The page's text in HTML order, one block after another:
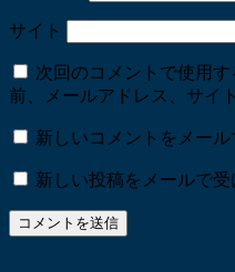
サイト
次回のコメントで使用
前、メールアドレス、サイ
新しいコメントをメール
新しい投稿をメールで受